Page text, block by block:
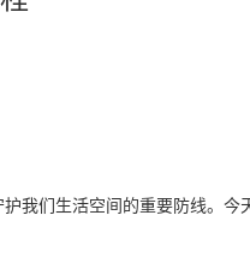
我们生活空间的重要防线。今